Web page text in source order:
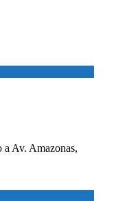
Av. Amazonas,